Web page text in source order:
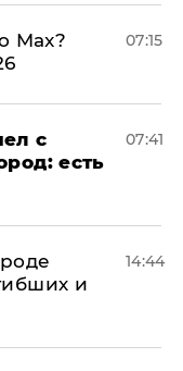
Max?
07:15
с
есть
07:41
и
14:44